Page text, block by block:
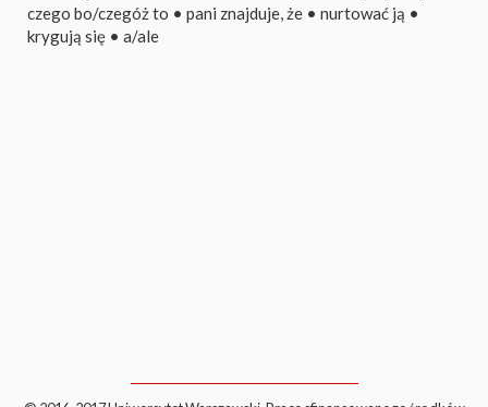
czego bo/czegóż to • pani znajduje, że • nurtować ją •
krygują się • a/ale